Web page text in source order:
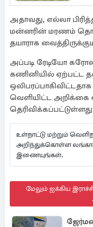
அதாவது, எல்லா
மன்னரின் மரணம்
தயாராக
அப்படி ரேடியோ
கணினியில் ஏற்பட்ட
வெளியிட்ட அறிக்கை
உள்நாட்டு மற்றும்
அறிந்துக்கொள்ள
இணையுங்கள்.
மேலும் ஐக்கிய